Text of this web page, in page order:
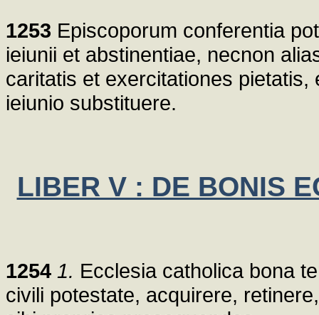
1253 Episcoporum conferentia
ieiunii et abstinentiae, necnon
caritatis et exercitationes
ieiunio substituere.
LIBER V : DE BONIS
1254 1. Ecclesia catholica bona
civili potestate, acquirere,